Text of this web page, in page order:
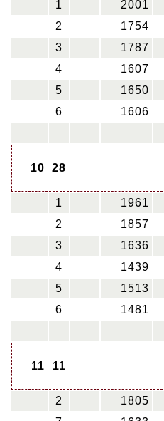
1 2001
2
1754
3
1787
4
1607
5
1650
6
1606
10 28
1 1961
2
1857
3
1636
4
1439
5
1513
6
1481
11 11
2 1805